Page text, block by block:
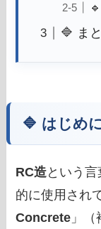
🔷 ま
🔷 はじめに
RC造という
的に使用され
Concrete 」